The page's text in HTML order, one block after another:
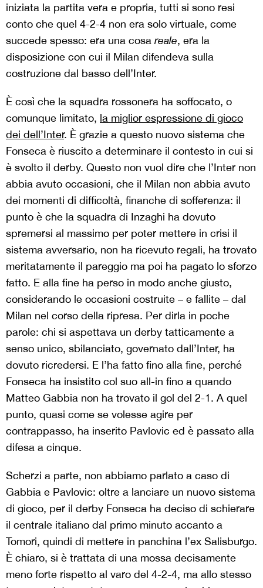
iniziata la partita vera e propria, tutti si sono resi
conto che quel 4-2-4 non era solo virtuale, come
succede spesso: era una cosa reale, era la
disposizione con cui il Milan difendeva sulla
costruzione dal basso dell’Inter.
È così che la squadra rossonera ha soffocato, o
comunque limitato, la miglior espressione di gioco
dei dell’Inter. È grazie a questo nuovo sistema che
Fonseca è riuscito a determinare il contesto in cui si
è svolto il derby. Questo non vuol dire che l’Inter non
abbia avuto occasioni, che il Milan non abbia avuto
dei momenti di difficoltà, finanche di sofferenza: il
punto è che la squadra di Inzaghi ha dovuto
spremersi al massimo per poter mettere in crisi il
sistema avversario, non ha ricevuto regali, ha trovato
meritatamente il pareggio ma poi ha pagato lo sforzo
fatto. E alla fine ha perso in modo anche giusto,
considerando le occasioni costruite – e fallite – dal
Milan nel corso della ripresa. Per dirla in poche
parole: chi si aspettava un derby tatticamente a
senso unico, sbilanciato, governato dall’Inter, ha
dovuto ricredersi. E l’ha fatto fino alla fine, perché
Fonseca ha insistito col suo all-in fino a quando
Matteo Gabbia non ha trovato il gol del 2-1. A quel
punto, quasi come se volesse agire per
contrappasso, ha inserito Pavlovic ed è passato alla
difesa a cinque.
Scherzi a parte, non abbiamo parlato a caso di
Gabbia e Pavlovic: oltre a lanciare un nuovo sistema
di gioco, per il derby Fonseca ha deciso di schierare
il centrale italiano dal primo minuto accanto a
Tomori, quindi di mettere in panchina l’ex Salisburgo.
È chiaro, si è trattata di una mossa decisamente
meno forte rispetto al varo del 4-2-4, ma allo stesso